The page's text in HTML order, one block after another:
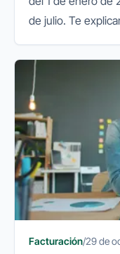
de julio. Te
Facturación/29 de